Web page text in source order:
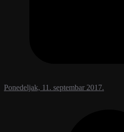
Ponedeljak, 11. septembar 2017.